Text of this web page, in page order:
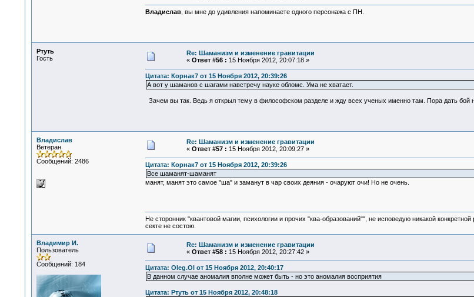
Владислав, вы мне до удивления напоминаете одного персонажа с ПН.
Ртуть
Гость
Re: Шаманизм и изменение гравитации
« Ответ #56 : 15 Ноября 2012, 20:07:18 »
Цитата: Корнак7 от 15 Ноября 2012, 20:39:26
А вот у шаманов с шагами навстречу науке обломс. Ума не хватает.
Зачем вы так. Ведь я открыл тему в философском разделе и жду всех ученых именно там. Пора дать бой
Владислав
Ветеран
Сообщений: 2486
Re: Шаманизм и изменение гравитации
« Ответ #57 : 15 Ноября 2012, 20:09:27 »
Цитата: Корнак7 от 15 Ноября 2012, 20:39:26
Все шаманят-шаманят
манят, манят это самое "ша" и заманут в чар своих деяния - очаруют очи! Но не очень.
Не сторонник "квантовой магии, психологии и прочих "ква-образований"", не исповедую никакой
секте не состою.
Владимир И.
Пользователь
Сообщений: 184
Re: Шаманизм и изменение гравитации
« Ответ #58 : 15 Ноября 2012, 20:27:42 »
Цитата: Oleg.Ol от 15 Ноября 2012, 20:40:17
В данном случае аномалия вполне может быть - но это аномалия восприятия
Цитата: Ртуть от 15 Ноября 2012, 20:48:18